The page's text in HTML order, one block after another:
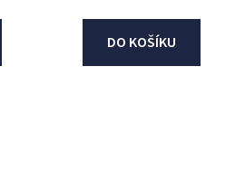
DO KOŠÍKU